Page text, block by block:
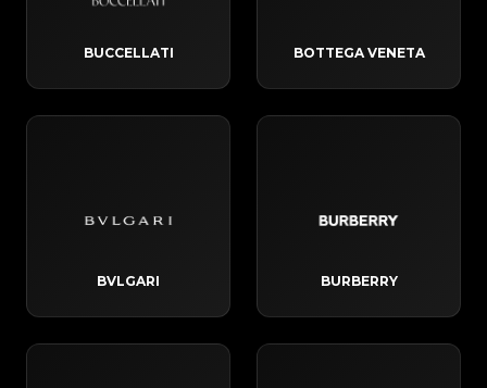
BOTTEGA VENETA
BUCCELLATI
BURBERRY
BVLGARI